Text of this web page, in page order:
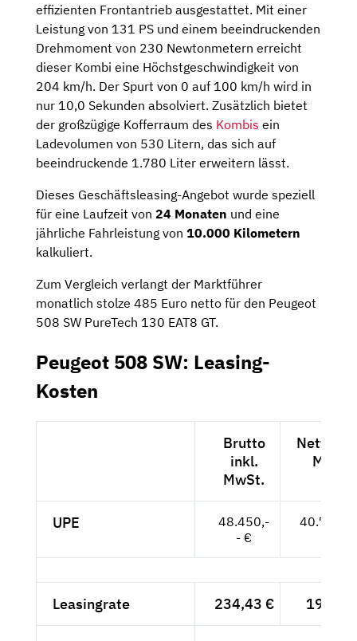
effizienten Frontantrieb ausgestattet. Mit einer
Leistung von 131 PS und einem beeindruckenden
Drehmoment von 230 Newtonmetern erreicht
dieser Kombi eine Höchstgeschwindigkeit von
204 km/h. Der Spurt von 0 auf 100 km/h wird in
nur 10,0 Sekunden absolviert. Zusätzlich bietet
der großzügige Kofferraum des Kombis ein
Ladevolumen von 530 Litern, das sich auf
beeindruckende 1.780 Liter erweitern lässt.
Dieses Geschäftsleasing-Angebot wurde speziell
für eine Laufzeit von 24 Monaten und eine
jährliche Fahrleistung von 10.000 Kilometern
kalkuliert.
Zum Vergleich verlangt der Marktführer
monatlich stolze 485 Euro netto für den Peugeot
508 SW PureTech 130 EAT8 GT.
Peugeot 508 SW: Leasing-
Kosten
Brutto
inkl.
MwSt.
Netto
MwSt.
UPE
48.450,-
- €
Leasingrate 234,43 € 197,--